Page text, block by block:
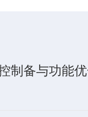
制备与功能